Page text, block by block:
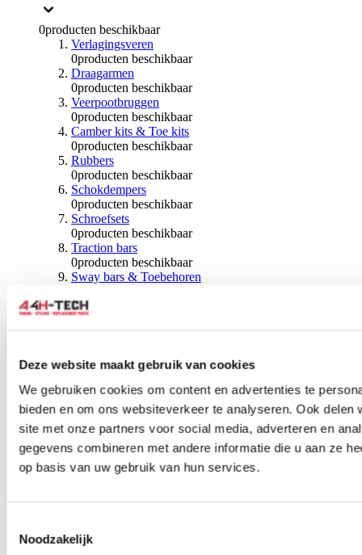
Deze website maakt gebruik van cookies
We gebruiken cookies om content en advertenties te
bieden en om ons websiteverkeer te analyseren. Ook
site met onze partners voor social media, adverteren en
gegevens combineren met andere informatie die u aan ze
op basis van uw gebruik van hun services.
Noodzakelijk
0producten beschikbaar
Verlagingsveren
0producten beschikbaar
Draagarmen
0producten beschikbaar
Veerpootbruggen
0producten beschikbaar
Camber kits & Toe kits
0producten beschikbaar
Rubbers
0producten beschikbaar
Schokdempers
0producten beschikbaar
Schroefsets
0producten beschikbaar
Traction bars
0producten beschikbaar
Sway bars & Toebehoren
Kogels & Hoezen
0 producten beschikbaar
Wiellagers & Naven
Wielen & Toebehoren
producten beschikbaar
Spoorverbreders
0producten beschikbaar
Wielmoeren
producten beschikbaar
Draadeinden
Velgen overige